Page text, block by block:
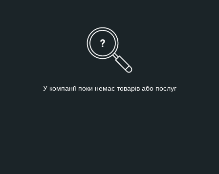
У компанії поки немає товарів або послуг